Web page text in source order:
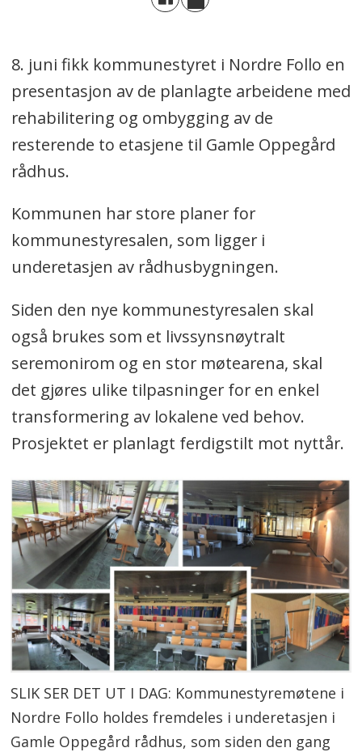
8. juni fikk kommunestyret i Nordre Follo en
presentasjon av de planlagte arbeidene med
rehabilitering og ombygging av de
resterende to etasjene til Gamle Oppegård
rådhus.
Kommunen har store planer for
kommunestyresalen, som ligger i
underetasjen av rådhusbygningen.
Siden den nye kommunestyresalen skal
også brukes som et livssynsnøytralt
seremonirom og en stor møtearena, skal
det gjøres ulike tilpasninger for en enkel
transformering av lokalene ved behov.
Prosjektet er planlagt ferdigstilt mot nyttår.
SLIK SER DET UT I DAG: Kommunestyremøtene i
Nordre Follo holdes fremdeles i underetasjen i
Gamle Oppegård rådhus, som siden den gang